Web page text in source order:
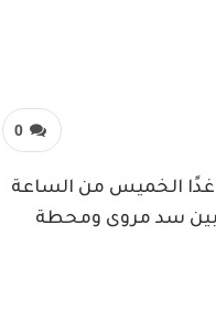
0
غدًا الخميس من الساعة
بين سد مروى ومحطة